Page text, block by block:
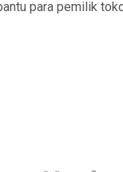
para pemilik